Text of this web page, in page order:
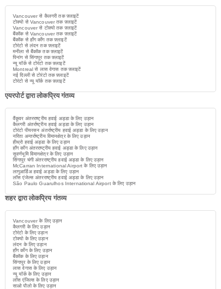
Vancouver से कैलगरी तक फ़्लाइटें
टोक्यो से Vancouver तक फ़्लाइटें
Vancouver से टोक्यो तक फ़्लाइटें
बैंकॉक से Vancouver तक फ़्लाइटें
बैंकॉक से हाँग काँग तक फ़्लाइटें
टोरंटो से लंदन तक फ़्लाइटें
मनीला से बैंकॉक तक फ़्लाइटें
पिनांग से सिंगापुर तक फ़्लाइटें
न्यू यॉर्क से टोरंटो तक फ़्लाइटें
Montreal से लास वेगास तक फ़्लाइटें
नई दिल्ली से टोरंटो तक फ़्लाइटें
टोरंटो से न्यू यॉर्क तक फ़्लाइटें
एयरपोर्ट द्वारा लोकप्रिय गंतव्य
वैंकूवर अंतरराष्ट्रीय हवाई अड्डा के लिए उड़ान
कैलगरी अंतर्राष्ट्रीय हवाई अड्डा के लिए उड़ान
टोरंटो पीयरसन अंतर्राष्ट्रीय हवाई अड्डा के लिए उड़ान
नरिता अन्तर्राष्ट्रीय विमानक्षेत्र के लिए उड़ान
हीथ्रो हवाई अड्डा के लिए उड़ान
हॉंग कॉंग अंतरराष्ट्रीय हवाई अड्डा के लिए उड़ान
सुवर्णभूमि विमानक्षेत्र के लिए उड़ान
सिंगापुर चंगी अंतरराष्ट्रीय हवाई अड्डा के लिए उड़ान
McCarran International Airport के लिए उड़ान
लागुआर्डिअ हवाई अड्डा के लिए उड़ान
लॉस एंजेल्स अंतरराष्ट्रीय हवाई अड्डा के लिए उड़ान
São Paulo Guarulhos International Airport के लिए उड़ान
शहर द्वारा लोकप्रिय गंतव्य
Vancouver के लिए उड़ान
कैलगरी के लिए उड़ान
टोरंटो के लिए उड़ान
टोक्यो के लिए उड़ान
लंदन के लिए उड़ान
हाँग काँग के लिए उड़ान
बैंकॉक के लिए उड़ान
सिंगापुर के लिए उड़ान
लास वेगास के लिए उड़ान
न्यू यॉर्क के लिए उड़ान
लॉस एंजिल्स के लिए उड़ान
साओ पौलो के लिए उड़ान